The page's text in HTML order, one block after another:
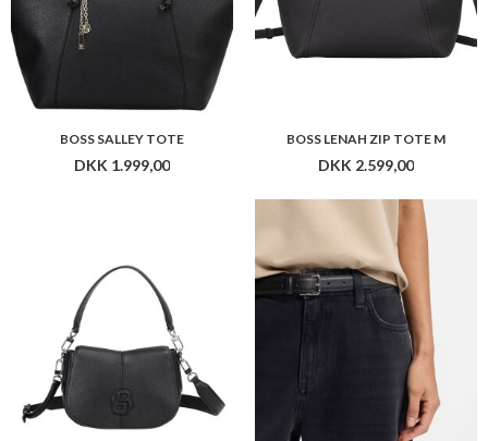
BOSS SALLEY TOTE
DKK 1.999,00
BOSS LENAH ZIP TOTE M
DKK 2.599,00